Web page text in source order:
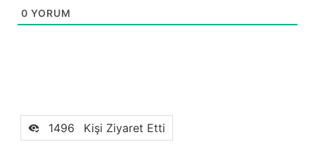
0 YORUM
1496 Kişi Ziyaret Etti